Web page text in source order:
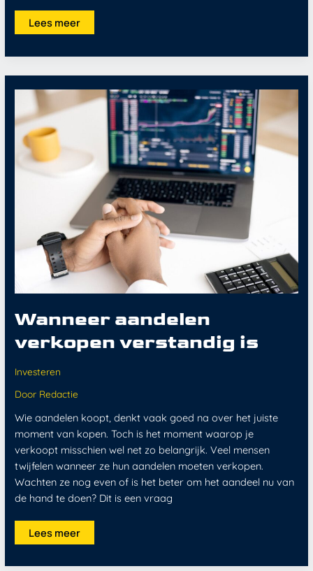
Lees meer
Wanneer aandelen
verkopen verstandig is
Investeren
Door Redactie
Wie aandelen koopt, denkt vaak goed na over het juiste
moment van kopen. Toch is het moment waarop je
verkoopt misschien wel net zo belangrijk. Veel mensen
twijfelen wanneer ze hun aandelen moeten verkopen.
Wachten ze nog even of is het beter om het aandeel nu van
de hand te doen? Dit is een vraag
Wanneer
aandelen
verkopen
verstandig
is
Lees meer